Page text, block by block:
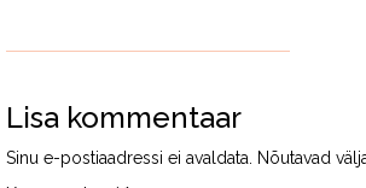
Lisa kommentaar
Sinu e-postiaadressi ei avaldata. Nõutavad